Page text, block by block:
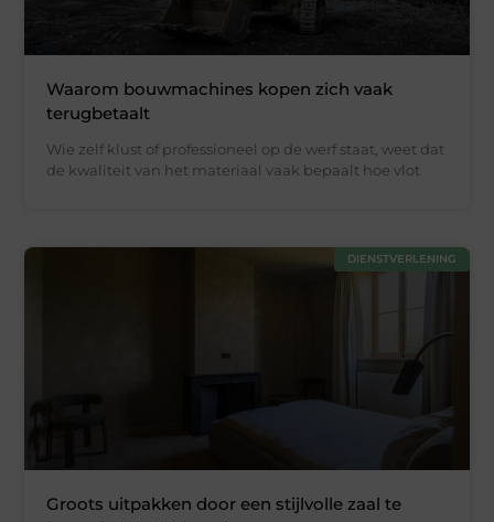
Waarom bouwmachines kopen zich vaak
terugbetaalt
Wie zelf klust of professioneel op de werf staat, weet dat
de kwaliteit van het materiaal vaak bepaalt hoe vlot
DIENSTVERLENING
Groots uitpakken door een stijlvolle zaal te